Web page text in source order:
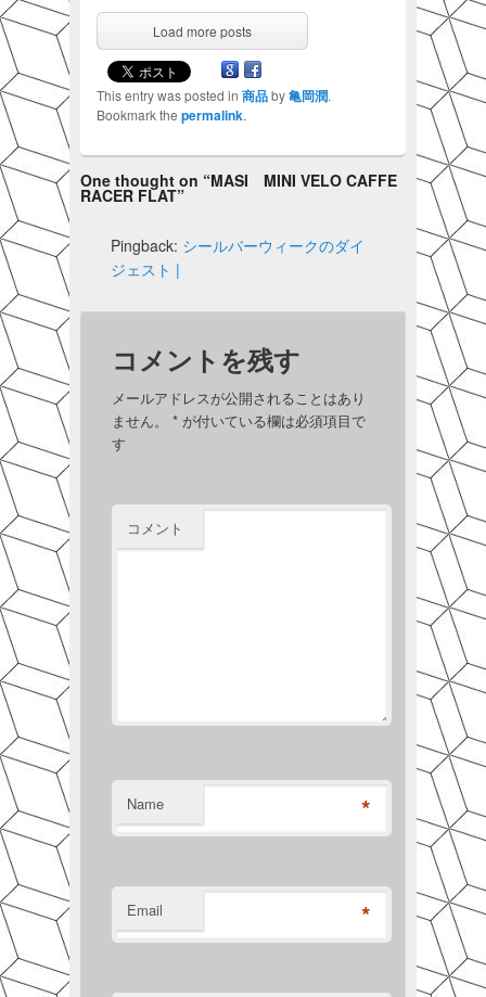
Load more posts
This entry was posted in 商品by亀岡潤.
Bookmark the permalink.
One thought on “MASI MINI VELO CAFFE
RACER FLAT”
Pingback: シールバーウィークのダイ
ジェスト |
コメントを残す
メールアドレスが公開されることはあり
ません。
*が付いている欄は必須項目で
す
コメント
Name *
Email *